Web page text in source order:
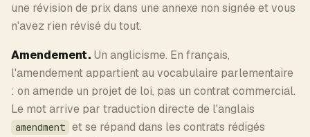
une révision de prix dans une annexe non signée et vous
n'avez rien révisé du tout.
Amendement. Un anglicisme. En français,
l'amendement appartient au vocabulaire parlementaire
: on amende un projet de loi, pas un contrat commercial.
Le mot arrive par traduction directe de l'anglais
amendment et se répand dans les contrats rédigés